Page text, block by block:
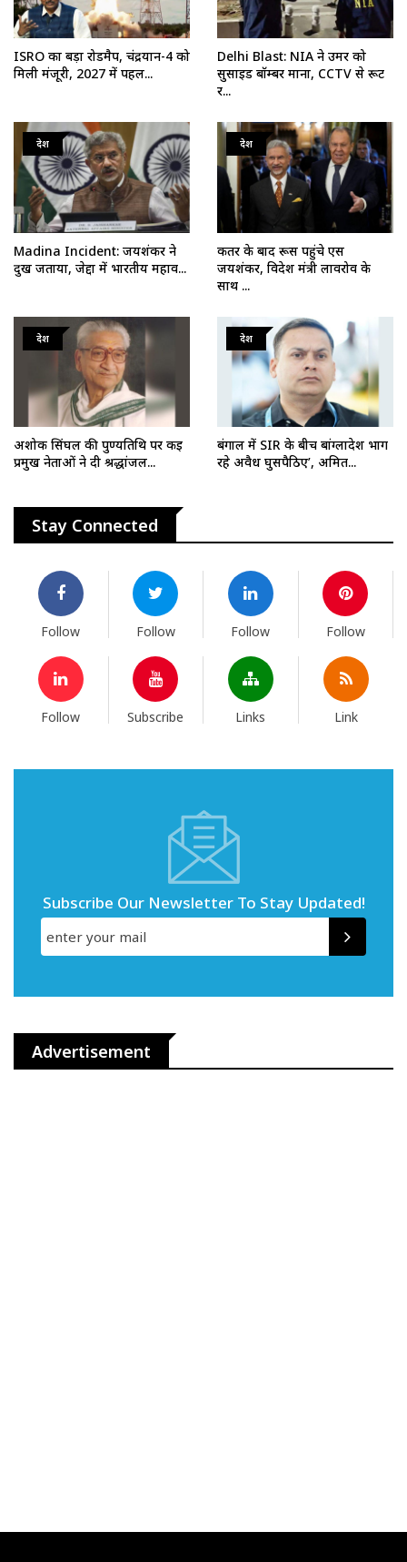
ISRO का बड़ा रोडमैप, चंद्रयान-4 को
मिली मंजूरी, 2027 में पहल...
Delhi Blast: NIA ने उमर को
सुसाइड बॉम्बर माना, CCTV से रूट
र...
देश
Madina Incident: जयशंकर ने
दुख जताया, जेद्दा में भारतीय महाव...
देश
कतर के बाद रूस पहुंचे एस
जयशंकर, विदेश मंत्री लावरोव के
साथ ...
देश
अशोक सिंघल की पुण्यतिथि पर कई
प्रमुख नेताओं ने दी श्रद्धांजल...
देश
बंगाल में SIR के बीच बांग्लादेश भाग
रहे अवैध घुसपैठिए’, अमित...
Stay Connected
Follow Follow Follow Follow
Follow Subscribe Links Link
Subscribe Our Newsletter To Stay Updated!
Advertisement